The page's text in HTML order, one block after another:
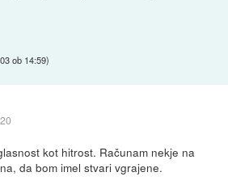
ob 14:59)
kot hitrost. Računam nekje na
da bom imel stvari vgrajene.